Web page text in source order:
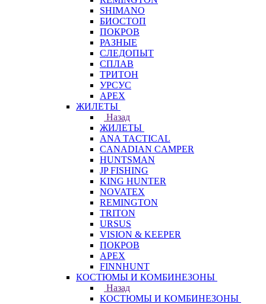
SHIMANO
БИОСТОП
ПОКРОВ
РАЗНЫЕ
СЛЕДОПЫТ
СПЛАВ
ТРИТОН
УРСУС
APEX
ЖИЛЕТЫ
Назад
ЖИЛЕТЫ
ANA TACTICAL
CANADIAN CAMPER
HUNTSMAN
JP FISHING
KING HUNTER
NOVATEX
REMINGTON
TRITON
URSUS
VISION & KEEPER
ПОКРОВ
APEX
FINNHUNT
КОСТЮМЫ И КОМБИНЕЗОНЫ
Назад
КОСТЮМЫ И КОМБИНЕЗОНЫ